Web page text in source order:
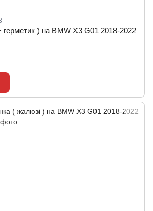
герметик ) на BMW X3 G01 2018-2022